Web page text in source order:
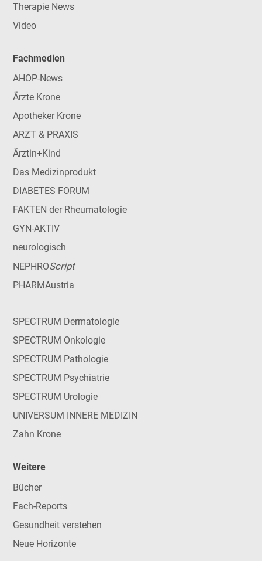
Therapie News
Video
Fachmedien
AHOP-News
Ärzte Krone
Apotheker Krone
ARZT & PRAXIS
Ärztin+Kind
Das Medizinprodukt
DIABETES FORUM
FAKTEN der Rheumatologie
GYN-AKTIV
neurologisch
NEPHROScript
PHARMAustria
SPECTRUM Dermatologie
SPECTRUM Onkologie
SPECTRUM Pathologie
SPECTRUM Psychiatrie
SPECTRUM Urologie
UNIVERSUM INNERE MEDIZIN
Zahn Krone
Weitere
Bücher
Fach-Reports
Gesundheit verstehen
Neue Horizonte